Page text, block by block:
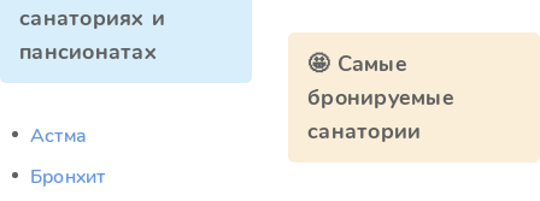
санаториях и
пансионатах
Астма
Бронхит
🤩 Самые
бронируемые
санатории